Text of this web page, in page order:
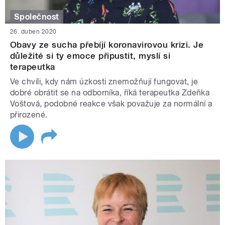
Společnost
26. duben 2020
Obavy ze sucha přebíjí koronavirovou krizi. Je
důležité si ty emoce připustit, myslí si
terapeutka
Ve chvíli, kdy nám úzkosti znemožňují fungovat, je
dobré obrátit se na odborníka, říká terapeutka Zdeňka
Voštová, podobné reakce však považuje za normální a
přirozené.